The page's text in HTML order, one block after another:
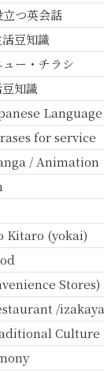
つ英会話
豆知識
ー・チラシ
知識
Language
for service
/ Animation
Kitaro (yokai)
Stores)
/
Culture